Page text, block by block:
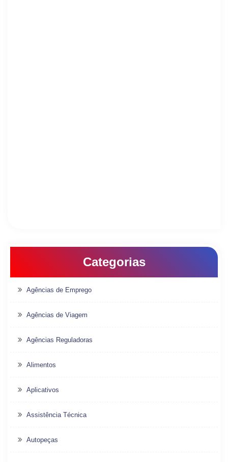
Categorias
Agências de Emprego
Agências de Viagem
Agências Reguladoras
Alimentos
Aplicativos
Assistência Técnica
Autopeças